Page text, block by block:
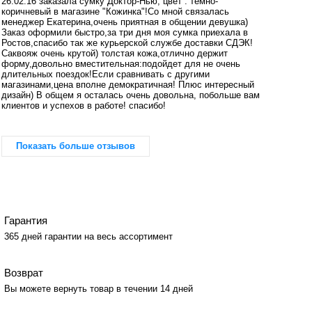
коричневый в магазине "Кожинка"!Со мной связалась
менеджер Екатерина,очень приятная в общении девушка)
Заказ оформили быстро,за три дня моя сумка приехала в
Ростов,спасибо так же курьерской службе доставки СДЭК!
Саквояж очень крутой) толстая кожа,отлично держит
форму,довольно вместительная:подойдет для не очень
длительных поездок!Если сравнивать с другими
магазинами,цена вполне демократичная! Плюс интересный
дизайн) В общем я осталась очень довольна, побольше вам
клиентов и успехов в работе! спасибо!
Показать больше отзывов
Гарантия
365 дней гарантии на весь ассортимент
Возврат
Вы можете вернуть товар в течении 14 дней